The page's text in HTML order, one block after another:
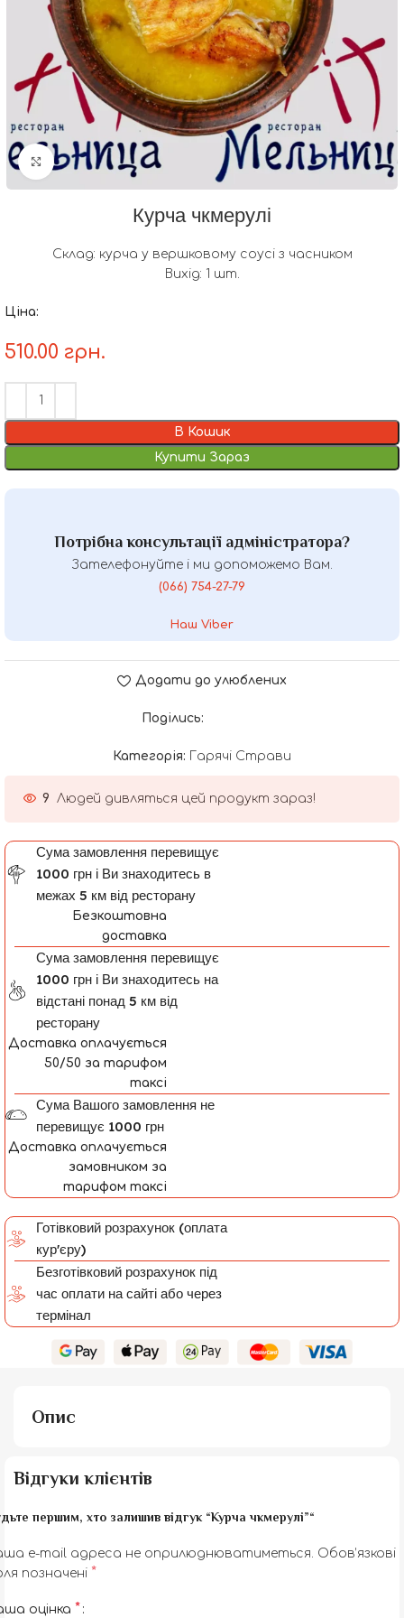
Натисніть, щоб збільшити
Курча чкмерулі
Склад: курча у вершковому соусі з часником
Вихід: 1 шт.
Ціна:
510.00 грн.
В Кошик
Купити Зараз
Потрібна консультації адміністратора?
Зателефонуйте і ми допоможемо Вам.
(066) 754-27-79
Наш Viber
Додати до улюблених
Поділись:
Категорія: Гарячі Страви
9 Людей дивляться цей продукт зараз!
Сума замовлення перевищує
1000 грн і Ви знаходитесь в
межах 5 км від ресторану
Безкоштовна
доставка
Сума замовлення перевищує
1000 грн і Ви знаходитесь на
відстані понад 5 км від
ресторану
Доставка оплачується
50/50 за тарифом
таксі
Сума Вашого замовлення не
перевищує 1000 грн
Доставка оплачується
замовником за
тарифом таксі
Готівковий розрахунок (оплата
кур'єру)
Безготівковий розрахунок під
час оплати на сайті або через
термінал
Опис
Відгуки клієнтів
першим, хто залишив відгук “Курча чкмерулі”“
e-mail адреса не оприлюднюватиметься. Обов’язкові
позначені *
оцінка *